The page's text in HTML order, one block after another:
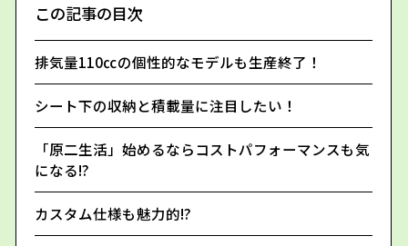
この記事の目次
排気量110㏄の個性的なモデルも生産終了！
シート下の収納と積載量に注目したい！
「原二生活」始めるならコストパフォーマンスも気
になる!?
カスタム仕様も魅力的!?